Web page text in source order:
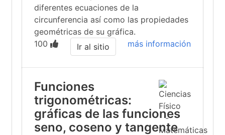
diferentes ecuaciones de la
circunferencia así como las propiedades
geométricas de su gráfica.
100
más información
Ir al sitio
Funciones
trigonométricas:
gráficas de las funciones
seno, coseno y tangente